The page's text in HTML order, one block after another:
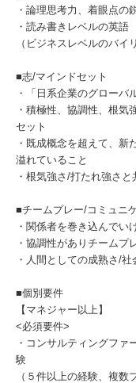
・論理思考力、着眼点の
・読み書きレベルの英語
（ビジネスレベルのバイ
■志/マインドセット
・「日系企業のグローバ
・積極性、協調性、根気
セット
・既成概念を超えて、新
溢れていること
・根気強さ/打たれ強さ
■チームプレー/コミュニ
・関係者を巻き込んでい
・協調性がありチームプ
・人間としての成熟さ/
■個別要件
【マネジャー以上】
<必須要件>
・コンサルティングファ
験
（５件以上の経験、複数